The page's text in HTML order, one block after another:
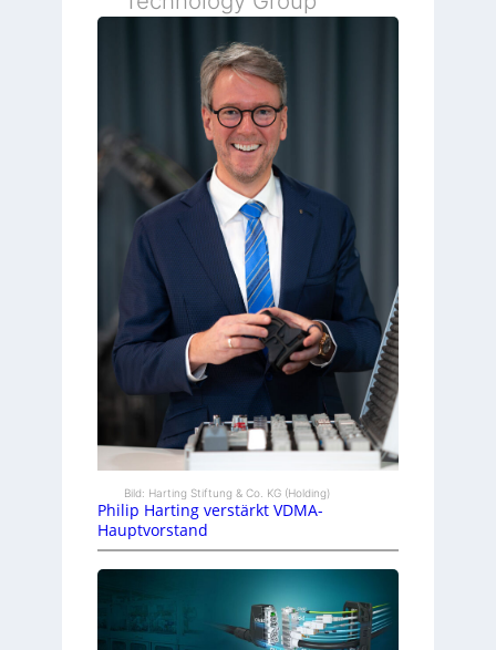
Bild: Harting Stiftung & Co. KG (Holding)
Philip Harting verstärkt VDMA-
Hauptvorstand